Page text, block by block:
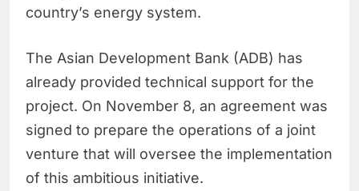
country’s energy system.
The Asian Development Bank (ADB) has
already provided technical support for the
project. On November 8, an agreement was
signed to prepare the operations of a joint
venture that will oversee the implementation
of this ambitious initiative.